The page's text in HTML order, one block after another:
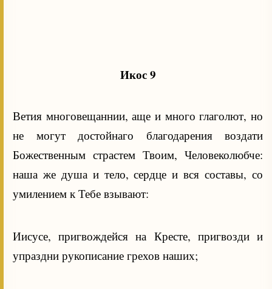
Икос 9
Ветия многовещаннии, аще и много глаголют, но
не могут достойнаго благодарения воздати
Божественным страстем Твоим, Человеколюбче:
наша же душа и тело, сердце и вся составы, со
умилением к Тебе взывают:
Иисусе, пригвождейся на Кресте, пригвозди и
упраздни рукописание грехов наших;